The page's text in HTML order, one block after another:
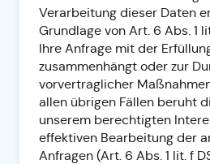
Verarbeitung dieser Daten
Grundlage von Art. 6 Abs. 1
Ihre Anfrage mit der
zusammenhängt oder zur
vorvertraglicher
allen übrigen Fällen beruht
unserem berechtigten
effektiven Bearbeitung der
Anfragen (Art. 6 Abs. 1 lit. f